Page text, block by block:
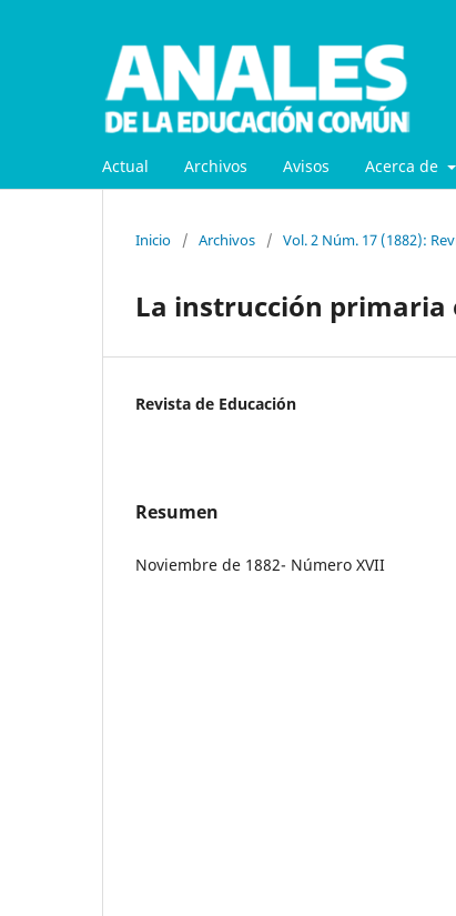
Actual Archivos Avisos Acerca de
Inicio / Archivos / Vol. 2 Núm. 17 (1882):
La instrucción
Revista de Educación
Resumen
Noviembre de 1882- Número XVII